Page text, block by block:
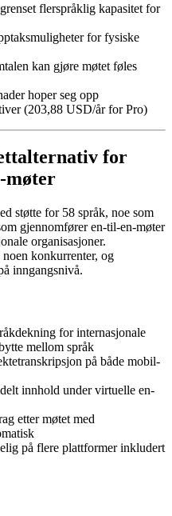
flerspråklig kapasitet for
for fysiske
kan gjøre møtet føles
hoper seg opp
(203,88 USD/år for Pro)
for
møter
støtte for 58 språk, noe som
gjennomfører en-til-en-møter
organisasjoner.
konkurrenter, og
inngangsnivå.
for internasjonale
mellom språk
på både mobil-
innhold under virtuelle en-
etter møtet med
på flere plattformer inkludert